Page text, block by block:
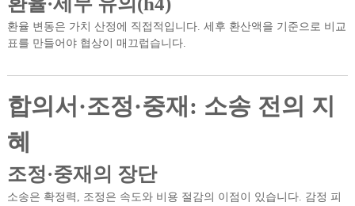
환율 변동은 가치 산정에 직접적입니다. 세후 환산액을 기준으로 비교
표를 만들어야 협상이 매끄럽습니다.
합의서·조정·중재: 소송 전의 지
혜
조정·중재의 장단
소송은 확정력, 조정은 속도와 비용 절감의 이점이 있습니다. 감정 피